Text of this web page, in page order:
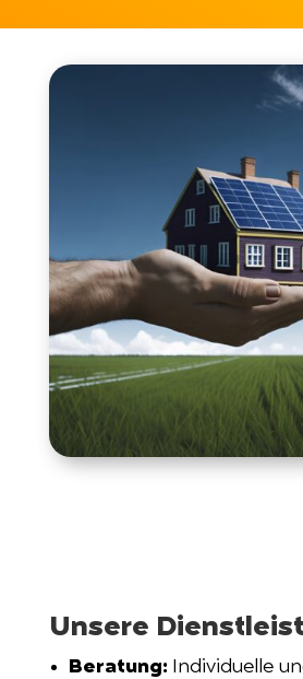
Unsere
Beratung: Individuelle